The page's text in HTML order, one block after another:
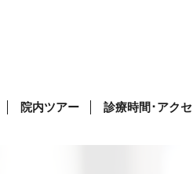
院内ツアー 診療時間･アク